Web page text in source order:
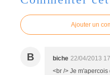
Ajouter un
B biche 22/04/2013
<br /> Je